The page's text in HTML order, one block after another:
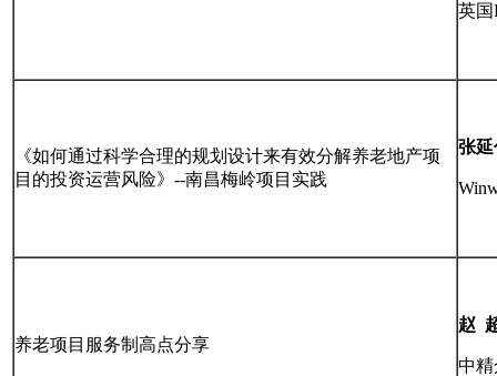
英国
《如何通过科学合理的规划设计来有效分解养老地产项
目的投资运营风险》--南昌梅岭项目实践
张延
养老项目服务制高点分享
赵
中